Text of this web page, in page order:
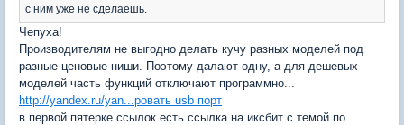
с ним уже не сделаешь.
Чепуха!
Производителям не выгодно делать кучу разных моделей под
разные ценовые ниши. Поэтому далают одну, а для дешевых
моделей часть функций отключают программно...
http://yandex.ru/yan...ровать usb порт
в первой пятерке ссылок есть ссылка на иксбит с темой по